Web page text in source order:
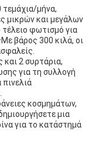
τεμάχια/μήνα,
μικρών και μεγάλων
φωτισμό για
βάρος 300 κιλά, οι
και 2 συρτάρια,
για τη συλλογή
κοσμημάτων,
μια
για το κατάστημά